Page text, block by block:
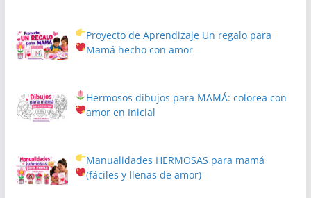
Proyecto de Aprendizaje Un regalo para
Mamá hecho con amor
Hermosos dibujos para MAMÁ: colorea con
amor en Inicial
Manualidades HERMOSAS para mamá
(fáciles y llenas de amor)